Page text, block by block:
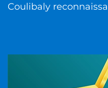
Coulibaly